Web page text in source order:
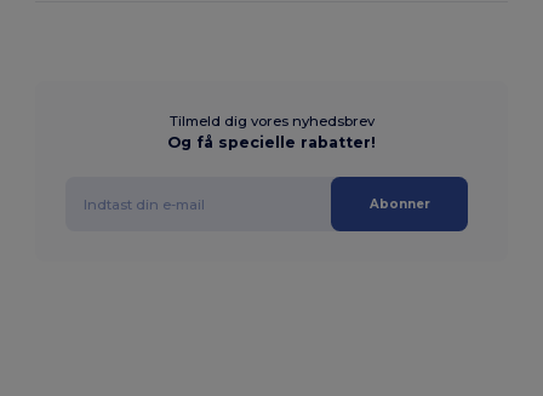
Tilmeld dig vores nyhedsbrev
Og få specielle rabatter!
Abonner